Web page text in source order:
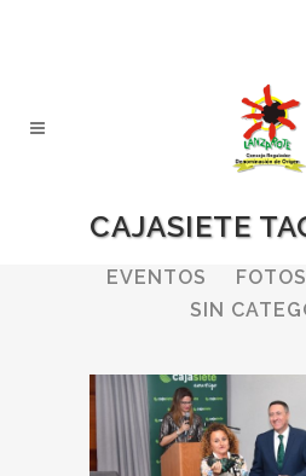
CAJASIETE
ALL BODEGAS
EVENTOS
FOTOS
SIN